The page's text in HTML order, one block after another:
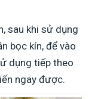
sau khi sử dụng
bọc kín, để vào
dụng tiếp theo
ngay được.